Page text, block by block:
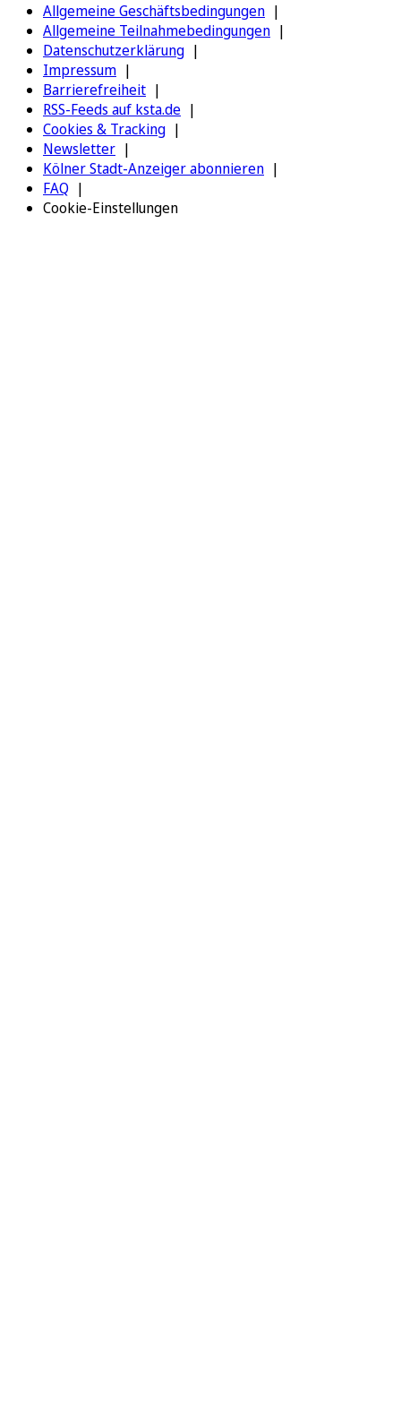
Allgemeine Geschäftsbedingungen
Allgemeine Teilnahmebedingungen
Datenschutzerklärung
Impressum
Barrierefreiheit
RSS-Feeds auf ksta.de
Cookies & Tracking
Newsletter
Kölner Stadt-Anzeiger abonnieren
FAQ
Cookie-Einstellungen